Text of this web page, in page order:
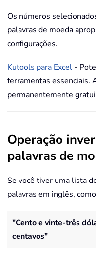
Os números
palavras de moeda
configurações.
Kutools para Excel -
ferramentas essenciais.
permanentemente
Operação
palavras de
Se você tiver uma lista
palavras em inglês,
"Cento e vinte-três
centavos"